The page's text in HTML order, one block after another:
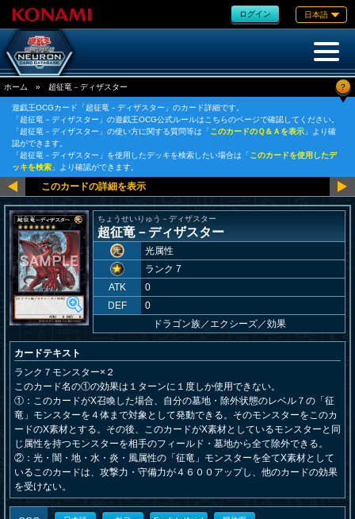
ログイン 日本語
ホーム » 超征竜－ディザスター ?
遊戯王OCGカード「超征竜－ディザスター」のカード詳細です。
「超征竜－ディザスター」の遊戯王OCG公式ルールはこちらのページで確認してください。
「超征竜－ディザスター」の使い方に関する質問等は「このカードのＱ＆Ａを表示 」より確
認ができます。
「超征竜－ディザスター」を使用したデッキを検索したい場合は「このカードを使用したデ
ッキを検索 」より確認ができます。
ちょうせいりゅう－ディザスター
超征竜－ディザスター
光属性
ランク 7
ATK
0
DEF
0
ドラゴン族／エクシーズ／効果
カードテキスト
ランク７モンスター×２
このカード名の①の効果は１ターンに１度しか使用できない。
①：このカードがX召喚した場合、自分の墓地・除外状態のレベル７の「征
竜」モンスターを４体まで対象として発動できる。そのモンスターをこのカ
ードのX素材とする。その後、このカードがX素材としているモンスターと同
じ属性を持つモンスターを相手のフィールド・墓地から全て除外できる。
②：光・闇・地・水・炎・風属性の「征竜」モンスターを全てX素材として
いるこのカードは、攻撃力・守備力が４６００アップし、他のカードの効果
を受けない。